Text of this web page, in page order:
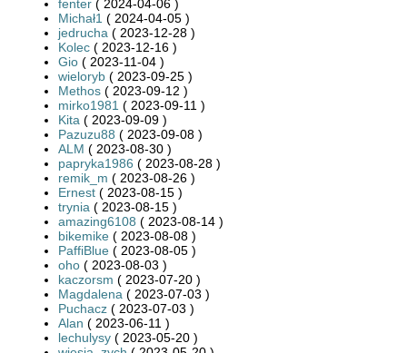
fenter ( 2024-04-06 )
Michał1 ( 2024-04-05 )
jedrucha ( 2023-12-28 )
Kolec ( 2023-12-16 )
Gio ( 2023-11-04 )
wieloryb ( 2023-09-25 )
Methos ( 2023-09-12 )
mirko1981 ( 2023-09-11 )
Kita ( 2023-09-09 )
Pazuzu88 ( 2023-09-08 )
ALM ( 2023-08-30 )
papryka1986 ( 2023-08-28 )
remik_m ( 2023-08-26 )
Ernest ( 2023-08-15 )
trynia ( 2023-08-15 )
amazing6108 ( 2023-08-14 )
bikemike ( 2023-08-08 )
PaffiBlue ( 2023-08-05 )
oho ( 2023-08-03 )
kaczorsm ( 2023-07-20 )
Magdalena ( 2023-07-03 )
Puchacz ( 2023-07-03 )
Alan ( 2023-06-11 )
lechulysy ( 2023-05-20 )